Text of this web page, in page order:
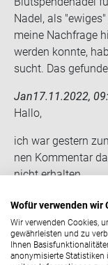
Nadel, als
meine Nach­fra­ge
wer­den konn­te,
sucht. Das
Jan17.11.2022,
Hallo,
ich war ges­tern
nen Kom­men­tar
nicht er­hal­ten.
Wie komme ich
BG
Laura Pagel
Hallo Jan, es
Wofür verwenden wir
Wir verwenden Cookies,
gewährleisten und zu
Ihnen
anonymisierte Statistiken